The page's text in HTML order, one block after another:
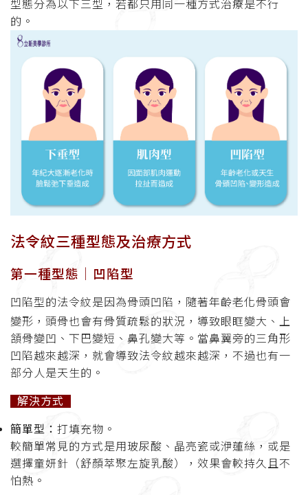
型態分為以下三型，若都只用同一種方式治療是不行
的。
法令紋三種型態及治療方式
第一種型態│凹陷型
凹陷型的法令紋是因為骨頭凹陷，隨著年齡老化骨頭會
變形，頭骨也會有骨質疏鬆的狀況，導致眼眶變大、上
頷骨變凹、下巴變短、鼻孔變大等。當鼻翼旁的三角形
凹陷越來越深，就會導致法令紋越來越深，不過也有一
部分人是天生的。
解決方式
簡單型： 打填充物。
較簡單常見的方式是用玻尿酸、晶亮瓷或洢蓮絲，或是
選擇童妍針（舒顏萃聚左旋乳酸），效果會較持久且不
怕熱。